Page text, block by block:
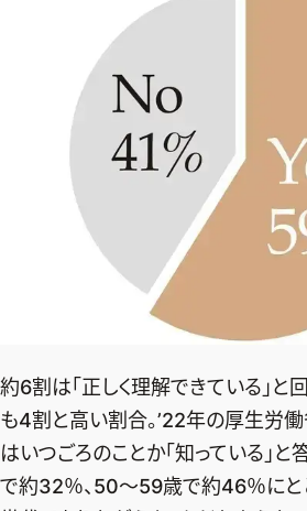
エクラ限定アイテム
イーバイエクラ
ファッション、ライフ
そしてエクラの美意識を、SNS
JOIN
会員限定プレゼントや特別イ
約6割は「正しく理解できている」と
も4割と高い割合。’22年の厚生労
はいつごろのことか「知っている」
で約32％、50～59歳で約46％にと